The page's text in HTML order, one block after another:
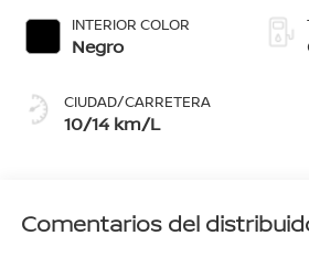
Azul Imperial, Gris
Oxford,
Gris/Negro
INTERIOR COLOR
Negro
CIUDAD/CARRETERA
10/14 km/L
Comentarios del